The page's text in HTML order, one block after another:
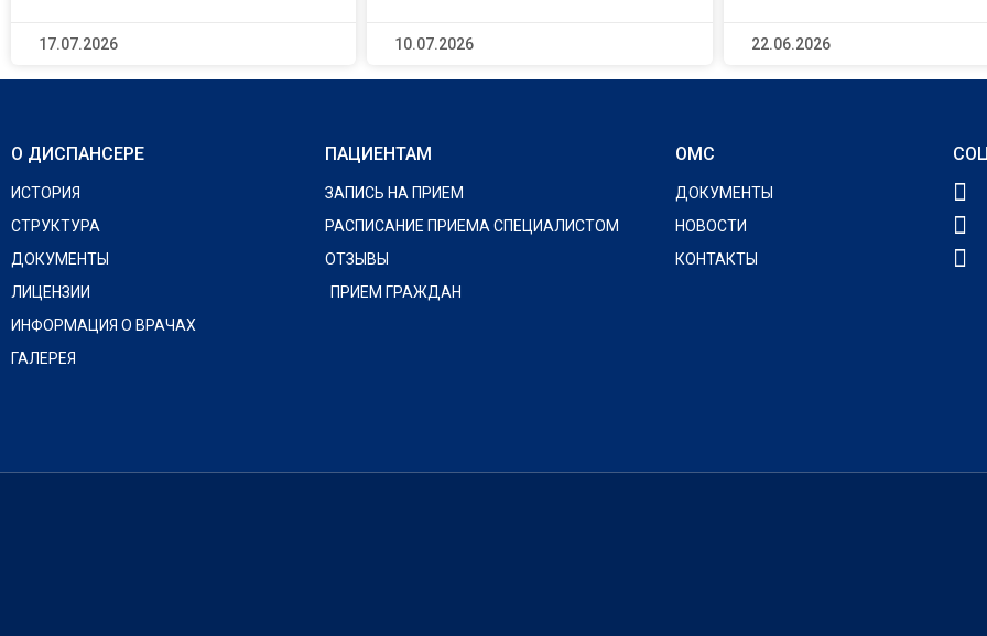
17.07.2026 10.07.2026 22.06.2026
О ДИСПАНСЕРЕ
ИСТОРИЯ
СТРУКТУРА
ДОКУМЕНТЫ
ЛИЦЕНЗИИ
ИНФОРМАЦИЯ О ВРАЧАХ
ГАЛЕРЕЯ
ПАЦИЕНТАМ
ЗАПИСЬ НА ПРИЕМ
РАСПИСАНИЕ ПРИЕМА СПЕЦИАЛИСТОМ
ОТЗЫВЫ
ПРИЕМ ГРАЖДАН
ОМС
ДОКУМЕНТЫ
НОВОСТИ
КОНТАКТЫ